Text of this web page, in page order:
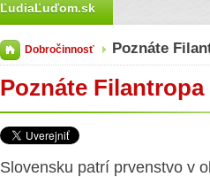
ĽudiaĽuďom.sk
Dobročinnosť Poznáte
Poznáte Filantropa
Slovensku patrí prvenstvo v